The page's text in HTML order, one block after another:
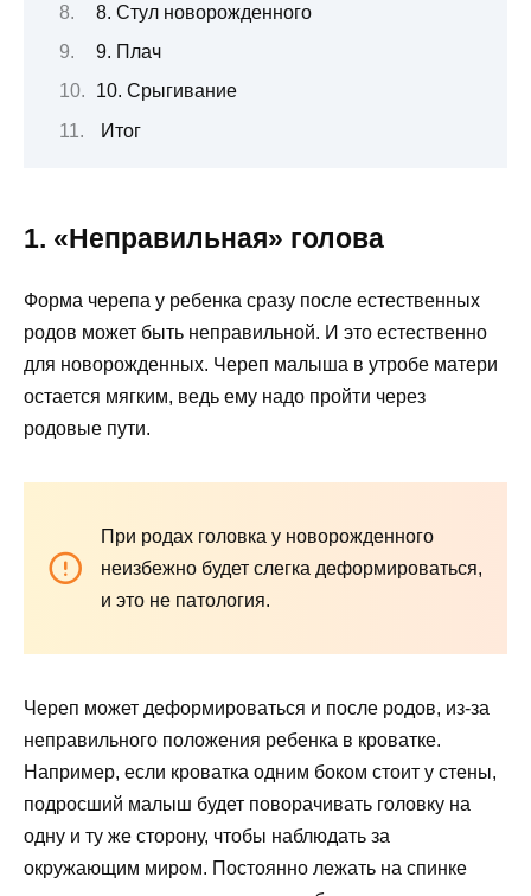
8. Стул новорожденного
9. Плач
10. Срыгивание
Итог
1. «Неправильная» голова
Форма черепа у ребенка сразу после естественных
родов может быть неправильной. И это естественно
для новорожденных. Череп малыша в утробе матери
остается мягким, ведь ему надо пройти через
родовые пути.
При родах головка у новорожденного
неизбежно будет слегка деформироваться,
и это не патология.
Череп может деформироваться и после родов, из-за
неправильного положения ребенка в кроватке.
Например, если кроватка одним боком стоит у стены,
подросший малыш будет поворачивать головку на
одну и ту же сторону, чтобы наблюдать за
окружающим миром. Постоянно лежать на спинке